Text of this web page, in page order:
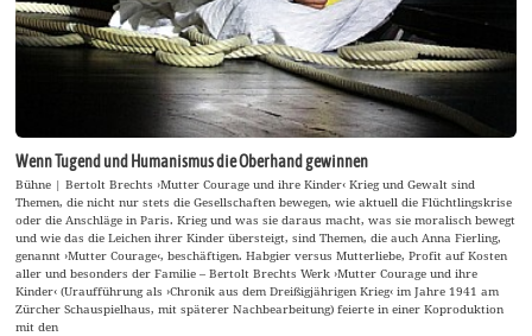
Wenn Tugend und Humanismus die Oberhand gewinnen
Bühne | Bertolt Brechts ›Mutter Courage und ihre Kinder‹ Krieg und Gewalt sind
Themen, die nicht nur stets die Gesellschaften bewegen, wie aktuell die Flüchtlingskrise
oder die Anschläge in Paris. Krieg und was sie daraus macht, was sie moralisch bewegt
und wie das die Leichen ihrer Kinder übersteigt, sind Themen, die auch Anna Fierling,
genannt ›Mutter Courage‹, beschäftigen. Habgier versus Mutterliebe, Profit auf Kosten
aller und besonders der Familie – Bertolt Brechts Werk ›Mutter Courage und ihre
Kinder‹ (Uraufführung als ›Chronik aus dem Dreißigjährigen Krieg‹ im Jahre 1941 am
Zürcher Schauspielhaus, mit späterer Nachbearbeitung) feierte in einer Koproduktion
mit den